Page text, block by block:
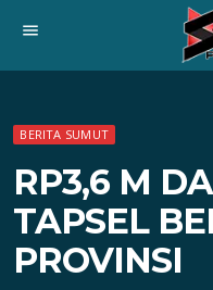
menu
BERITA SUMUT
RP3,6 M
TAPSEL
PROVINSI